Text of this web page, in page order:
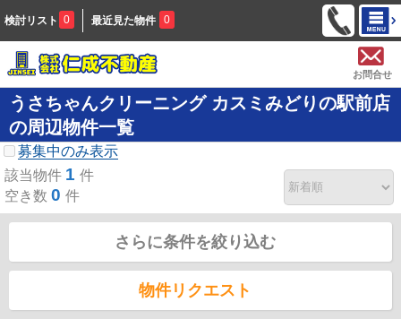
検討リスト 0 最近見た物件 0
お問合せ
うさちゃんクリーニング カスミみどりの駅前店
の周辺物件一覧
募集中のみ表示
該当物件 1 件
空き数 0 件
さらに条件を絞り込む
物件リクエスト